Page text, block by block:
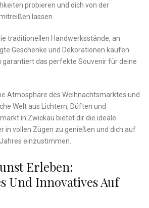
probieren ‌und dich von der
lassen.
traditionellen Handwerksstände, an
Geschenke und Dekorationen⁤ kaufen
‌garantiert das​ perfekte Souvenir für deine⁣
⁢Atmosphäre des Weihnachtsmarktes und
Welt aus⁢ Lichtern, Düften und​
in ⁣Zwickau bietet ‍dir die ideale
in vollen Zügen zu genießen und⁢ dich auf
einzustimmen.
Erleben:
Und ‌Innovatives Auf⁤